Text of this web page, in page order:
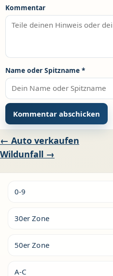
Kommentar
Name oder Spitzname *
← Auto verkaufen
Wildunfall →
0-9
30er Zone
50er Zone
A-C